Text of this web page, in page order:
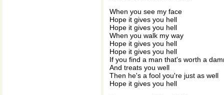
When you see my face
Hope it gives you hell
Hope it gives you hell
When you walk my way
Hope it gives you hell
Hope it gives you hell
If you find a man that's worth a
And treats you well
Then he's a fool you're just as well
Hope it gives you hell